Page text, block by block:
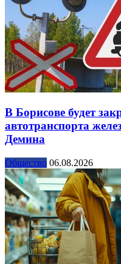
В Борисове будет
автотранспорта
Демина
Общество 06.08.2026